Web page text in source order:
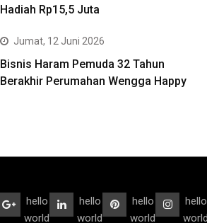
Hadiah Rp15,5 Juta
Jumat, 12 Juni 2026
Bisnis Haram Pemuda 32 Tahun
Berakhir Perumahan Wengga Happy
hello
world
hello
world
hello
world
hello